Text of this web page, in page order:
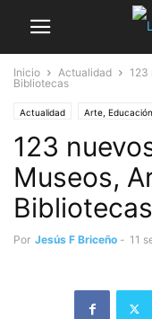
Inicio Actualidad
123
Bibliotecas
Actualidad Arte,
123
Museos,
Bibliotecas
Por Jesús F Briceño - 11